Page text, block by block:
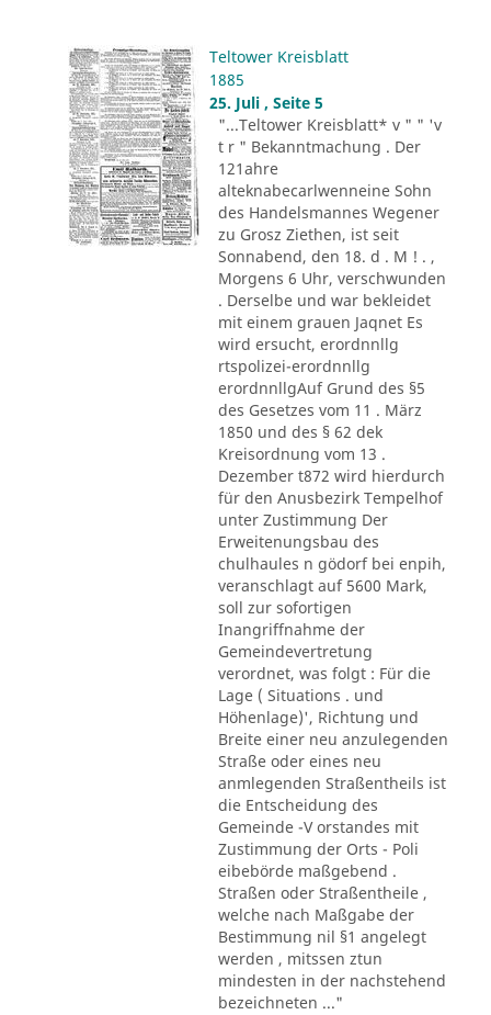
Teltower Kreisblatt
1885
25. Juli , Seite 5
"...Teltower Kreisblatt* v " " 'v
t r " Bekanntmachung . Der
121ahre
alteknabecarlwenneine Sohn
des Handelsmannes Wegener
zu Grosz Ziethen, ist seit
Sonnabend, den 18. d . M ! . ,
Morgens 6 Uhr, verschwunden
. Derselbe und war bekleidet
mit einem grauen Jaqnet Es
wird ersucht, erordnnllg
rtspolizei-erordnnllg
erordnnllgAuf Grund des §5
des Gesetzes vom 11 . März
1850 und des § 62 dek
Kreisordnung vom 13 .
Dezember t872 wird hierdurch
für den Anusbezirk Tempelhof
unter Zustimmung Der
Erweitenungsbau des
chulhaules n gödorf bei enpih,
veranschlagt auf 5600 Mark,
soll zur sofortigen
Inangriffnahme der
Gemeindevertretung
verordnet, was folgt : Für die
Lage ( Situations . und
Höhenlage)', Richtung und
Breite einer neu anzulegenden
Straße oder eines neu
anmlegenden Straßentheils ist
die Entscheidung des
Gemeinde -V orstandes mit
Zustimmung der Orts - Poli
eibebörde maßgebend .
Straßen oder Straßentheile ,
welche nach Maßgabe der
Bestimmung nil §1 angelegt
werden , mitssen ztun
mindesten in der nachstehend
bezeichneten ..."